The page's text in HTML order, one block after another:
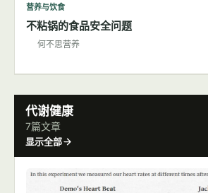
营养与饮食
不粘锅的食品安全问题
何不思营养
代谢健康
7篇文章
显示全部